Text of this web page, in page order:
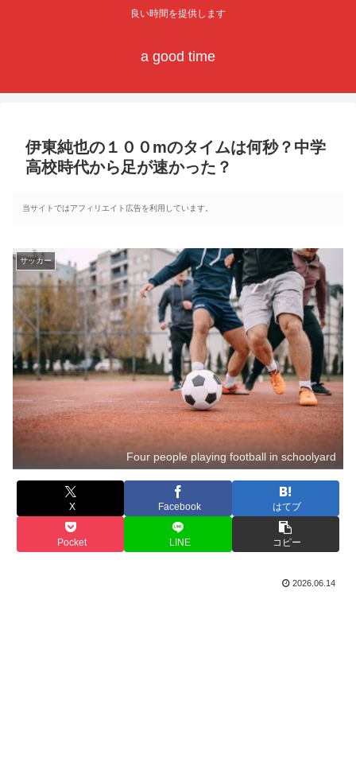
良い時間を提供します
a good time
伊東純也の１００mのタイムは何秒？中学
高校時代から足が速かった？
当サイトではアフィリエイト広告を利用しています。
サッカー
Four people playing football in schoolyard
X Facebook はてブ
Pocket LINE コピー
2026.06.14